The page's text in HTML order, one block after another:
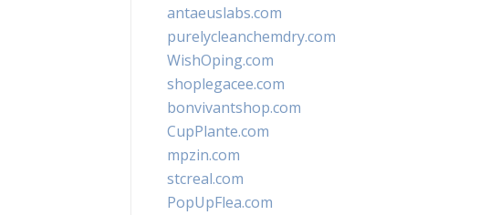
antaeuslabs.com
purelycleanchemdry.com
WishOping.com
shoplegacee.com
bonvivantshop.com
CupPlante.com
mpzin.com
stcreal.com
PopUpFlea.com